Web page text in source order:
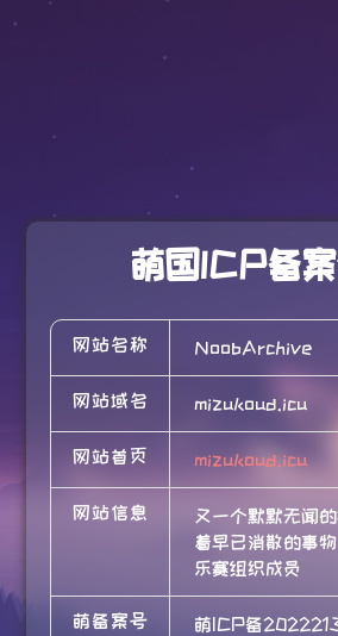
萌国ICP备
网站名称 NoobArchive
网站域名 mizukoud.icu
网站首页 mizukoud.icu
网站信息
又一个默默无闻
着早已消散的事
乐赛组织成员
萌备案号 萌ICP备